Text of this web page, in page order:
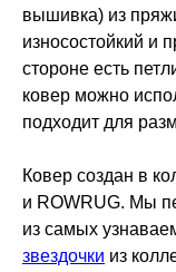
вышивка) из
износостойкий и
стороне есть
ковер можно
подходит для
Ковер создан в
и ROWRUG. Мы
из самых
звездочки из